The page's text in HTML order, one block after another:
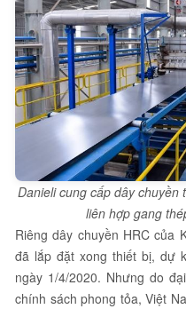
Danieli cung cấp dây
liên hợp gang
Riêng dây chuyền HRC của
đã lắp đặt xong thiết bị, dự
ngày 1/4/2020. Nhưng do
chính sách phong tỏa, Việt